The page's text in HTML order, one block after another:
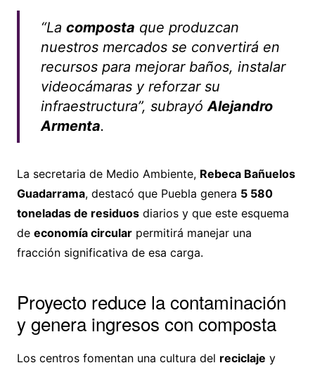
“La composta que produzcan
nuestros mercados se convertirá en
recursos para mejorar baños, instalar
videocámaras y reforzar su
infraestructura”, subrayóAlejandro
Armenta.
La secretaria de Medio Ambiente, Rebeca Bañuelos
Guadarrama, destacó que Puebla genera 5 580
toneladas de residuosdiarios y que este esquema
de economía circularpermitirá manejar una
fracción significativa de esa carga.
Proyecto reduce la contaminación
y genera ingresos con composta
Los centros fomentan una cultura del reciclaje y